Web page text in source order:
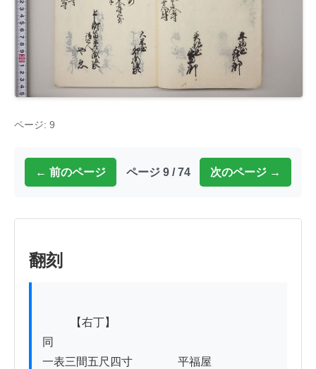
ページ: 9
← 前のページ ページ 9 / 74 次のページ →
翻刻
同
一表三間五尺四寸　　　　平福屋